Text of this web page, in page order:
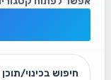
חיפוש בכינוי/תוכן